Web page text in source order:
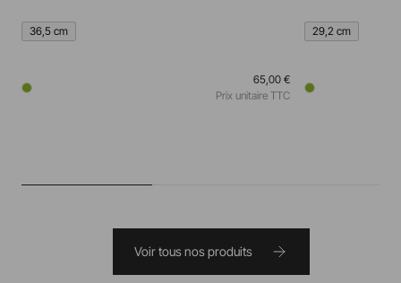
36,5 cm
65,00 €
Prix unitaire TTC
29,2 cm
Voir tous nos produits